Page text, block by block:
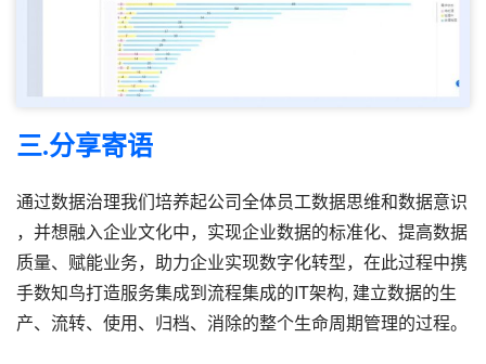
三.分享寄语
通过数据治理我们培养起公司全体员工数据思维和数据意识
，并想融入企业文化中，实现企业数据的标准化、提高数据
质量、赋能业务，助力企业实现数字化转型，在此过程中携
手数知鸟打造服务集成到流程集成的IT架构, 建立数据的生
产、流转、使用、归档、消除的整个生命周期管理的过程。